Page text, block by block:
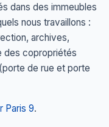
dans des immeubles
nous travaillons :
archives,
des copropriétés
de rue et porte
Paris 9.